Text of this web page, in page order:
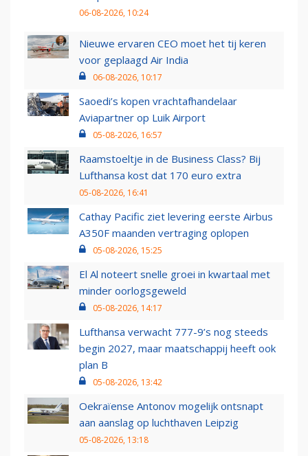
06-08-2026, 10:24
Nieuwe ervaren CEO moet het tij keren
voor geplaagd Air India
06-08-2026, 10:17
Saoedi’s kopen vrachtafhandelaar
Aviapartner op Luik Airport
05-08-2026, 16:57
Raamstoeltje in de Business Class? Bij
Lufthansa kost dat 170 euro extra
05-08-2026, 16:41
Cathay Pacific ziet levering eerste Airbus
A350F maanden vertraging oplopen
05-08-2026, 15:25
El Al noteert snelle groei in kwartaal met
minder oorlogsgeweld
05-08-2026, 14:17
Lufthansa verwacht 777-9’s nog steeds
begin 2027, maar maatschappij heeft ook
plan B
05-08-2026, 13:42
Oekraïense Antonov mogelijk ontsnapt
aan aanslag op luchthaven Leipzig
05-08-2026, 13:18